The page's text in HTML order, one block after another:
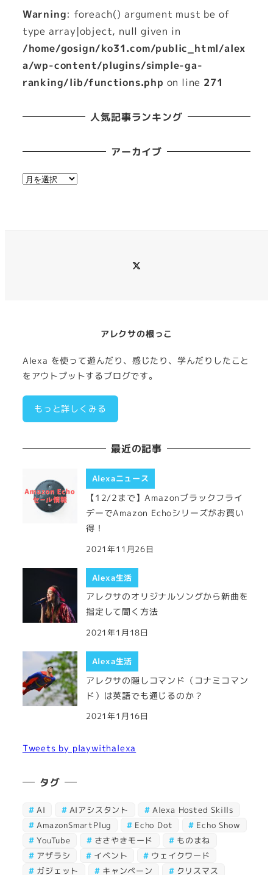
Warning: foreach() argument must be of
type array|object, null given in
/home/gosign/ko31.com/public_html/alex
a/wp-content/plugins/simple-ga-
ranking/lib/functions.php on line 271
人気記事ランキング
アーカイブ
ア
アレクサの根っこ
Alexa を使って遊んだり、感じたり、学んだりしたこと
をアウトプットするブログです。
もっと詳しくみる
最近の記事
Alexaニュース
【12/2まで】Amazonブラックフライ
デーでAmazon Echoシリーズがお買い
得！
2021年11月26日
Alexa生活
アレクサのオリジナルソングから新曲を
指定して聞く方法
2021年1月18日
Alexa生活
アレクサの隠しコマンド（コナミコマン
ド）は英語でも通じるのか？
2021年1月16日
Tweets by playwithalexa
タグ
AI AIアシスタント
Alexa Hosted Skills
AmazonSmartPlug
Echo Dot
Echo Show
YouTube
ささやきモード
ものまね
アザラシ
イベント
ウェイクワード
ガジェット
キャンペーン クリスマス